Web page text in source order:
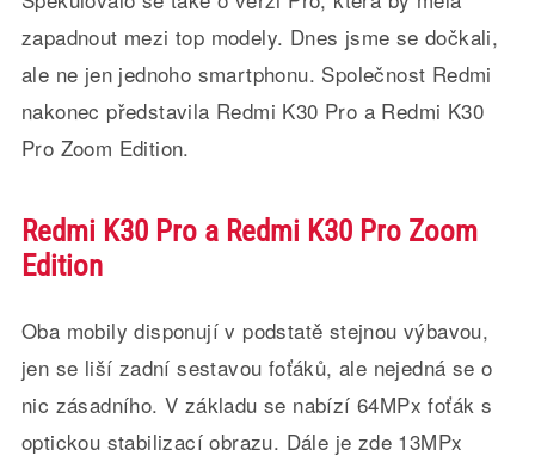
zapadnout mezi top modely. Dnes jsme se dočkali,
ale ne jen jednoho smartphonu. Společnost Redmi
nakonec představila Redmi K30 Pro a Redmi K30
Pro Zoom Edition.
Redmi K30 Pro a Redmi K30 Pro Zoom
Edition
Oba mobily disponují v podstatě stejnou výbavou,
jen se liší zadní sestavou foťáků, ale nejedná se o
nic zásadního. V základu se nabízí 64MPx foťák s
optickou stabilizací obrazu. Dále je zde 13MPx